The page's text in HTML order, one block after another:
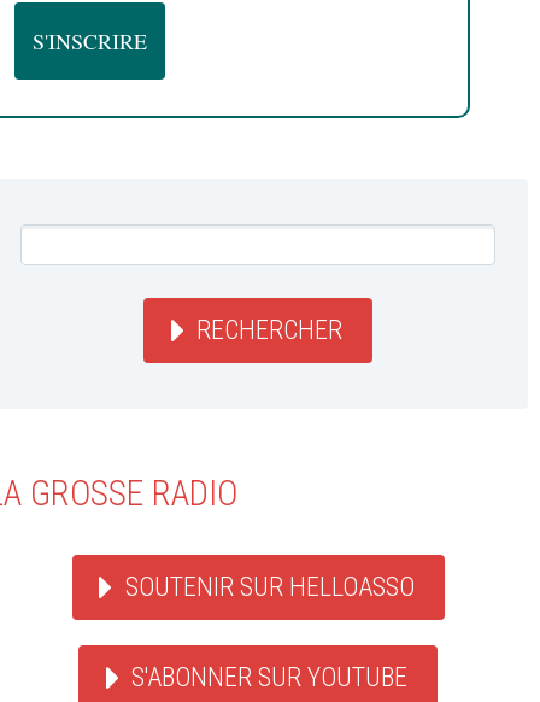
RECHERCHER
GROSSE RADIO
SOUTENIR SUR HELLOASSO
S'ABONNER SUR YOUTUBE